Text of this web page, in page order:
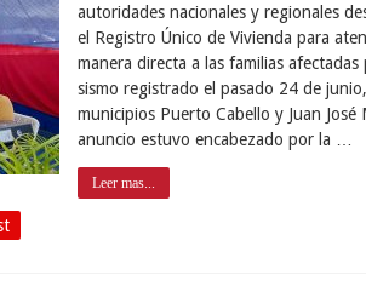
autoridades nacionales y regionales
el Registro Único de Vivienda para
manera directa a las familias afectadas
sismo registrado el pasado 24 de
municipios Puerto Cabello y Juan José
anuncio estuvo encabezado por la …
Leer mas...